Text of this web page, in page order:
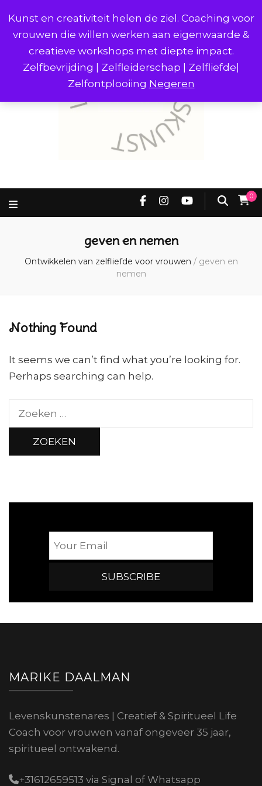
Kunst en creativiteit helen de ziel. Coaching voor
vrouwen die willen werken aan eigenwaarde &
creatieve workshops met diepte impact.
Zelfbevrijding | Zelfleiderschap | Zelfliefde|
Zelfontplooiing Negeren
0
geven en nemen
Ontwikkelen van zelfliefde voor vrouwen / geven en
nemen
Nothing Found
It seems we can’t find what you’re looking for.
Perhaps searching can help.
Zoeken
MARIKE DAALMAN
Levenskunstenares | Creatief & Spiritueel Life
Coach voor vrouwen vanaf ongeveer 35 jaar,
spiritueel ontwakend.
+31612659513 via Signal of Whatsapp